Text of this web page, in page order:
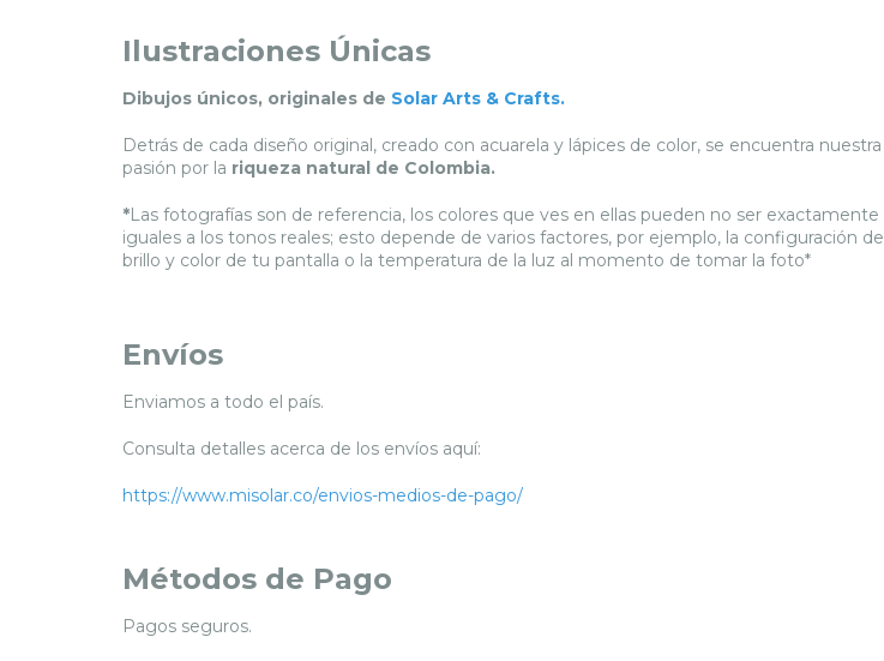
Ilustraciones Únicas
Dibujos únicos, originales de Solar Arts & Crafts.
Detrás de cada diseño original, creado con acuarela y lápices de color, se encuentra nuestra
pasión por la riqueza natural de Colombia.
*Las fotografías son de referencia, los colores que ves en ellas pueden no ser exactamente
iguales a los tonos reales; esto depende de varios factores, por ejemplo, la configuración de
brillo y color de tu pantalla o la temperatura de la luz al momento de tomar la foto*
Envíos
Enviamos a todo el país.
Consulta detalles acerca de los envíos aquí:
https://www.misolar.co/envios-medios-de-pago/
Métodos de Pago
Pagos seguros.